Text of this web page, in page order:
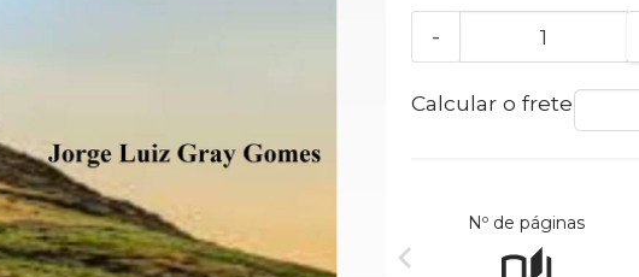
-
Calcular o frete
Nº de páginas